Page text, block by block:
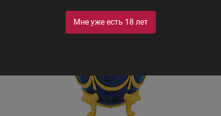
Мне уже есть 18 лет